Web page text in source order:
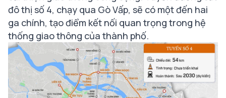
đô thị số 4, chạy qua Gò Vấp, sẽ có một đến hai
ga chính, tạo điểm kết nối quan trọng trong hệ
thống giao thông của thành phố.